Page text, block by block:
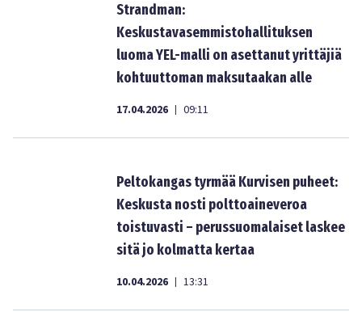
Strandman:
Keskustavasemmistohallituksen
luoma YEL-malli on asettanut yrittäjiä
kohtuuttoman maksutaakan alle
17.04.2026 | 09:11
Peltokangas tyrmää Kurvisen puheet:
Keskusta nosti polttoaineveroa
toistuvasti – perussuomalaiset laskee
sitä jo kolmatta kertaa
10.04.2026 | 13:31